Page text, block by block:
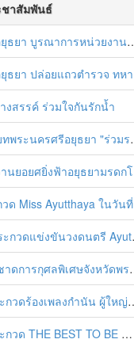
ชาสัมพันธ์
บทลงโทษสูงสุดกับผู้ประกอบการร้านค้าที่ยังฝ่าฝืนตั้งร้านค้ารุกล้ำเขตพื้นที่ทางหลวง เตรียมความปลอดภัยก่อนเทศกาลสงกรานต์
รวจเข้มท่ารถสาธารณะ สถานีขนส่งรถโดยสาร วินรถตู้ และสถานีรถไฟ เตรียมรับมือเทศกาลสงกรานต์
งสรรค์ ร่วมใจกันรักน้ำ
งค์ ขับช้า เปิดไฟหน้า คาดเข็มขัด" เทศกาลสงกรานต์ ปี 2561
ยอยศยิ่งฟ้าอยุธยามรดกโลก
Ayutthaya ในวันที่ 15 ธันวาคม 2560
วงดนตรี Ayutthaya battle of the bands
พิเศษจังหวัดพระนครศรีอยุธยา 2560
ร้องเพลงกำนัน ผู้ใหญ่บ้าน ฯลฯ
BEST TO BE NUMBER ONE